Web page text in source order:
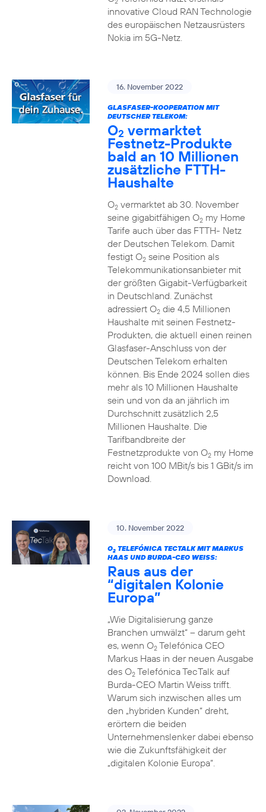
innovative Cloud RAN Technologie
des europäischen Netzausrüsters
Nokia im 5G-Netz.
16. November 2022
GLASFASER-KOOPERATION MIT
DEUTSCHER TELEKOM:
O2 vermarktet
Festnetz-Produkte
bald an 10 Millionen
zusätzliche FTTH-
Haushalte
O2vermarktet ab 30. November
seine gigabitfähigen O2my Home
Tarife auch über das FTTH- Netz
der Deutschen Telekom. Damit
festigt O2seine Position als
Telekommunikationsanbieter mit
der größten Gigabit-Verfügbarkeit
in Deutschland. Zunächst
adressiert O2die 4,5 Millionen
Haushalte mit seinen Festnetz-
Produkten, die aktuell einen reinen
Glasfaser-Anschluss von der
Deutschen Telekom erhalten
können. Bis Ende 2024 sollen dies
mehr als 10 Millionen Haushalte
sein und von da an jährlich im
Durchschnitt zusätzlich 2,5
Millionen Haushalte. Die
Tarifbandbreite der
Festnetzprodukte von O2my Home
reicht von 100 MBit/s bis 1 GBit/s im
Download.
10. November 2022
O2TELEFÓNICA TECTALK MIT MARKUS
HAAS UND BURDA-CEO WEISS:
Raus aus der
“digitalen Kolonie
Europa”
„Wie Digitalisierung ganze
Branchen umwälzt“ – darum geht
es, wenn O2Telefónica CEO
Markus Haas in der neuen Ausgabe
des O2Telefónica TecTalk auf
Burda-CEO Martin Weiss trifft.
Warum sich inzwischen alles um
den „hybriden Kunden“ dreht,
erörtern die beiden
Unternehmenslenker dabei ebenso
wie die Zukunftsfähigkeit der
„digitalen Kolonie Europa“.